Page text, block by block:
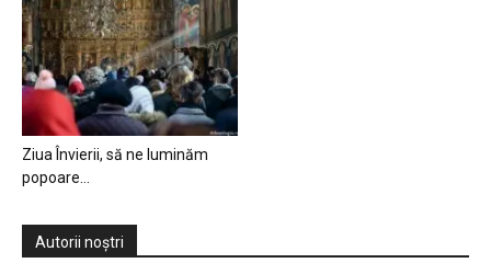
Ziua Învierii, să ne luminăm
popoare…
Autorii noștri